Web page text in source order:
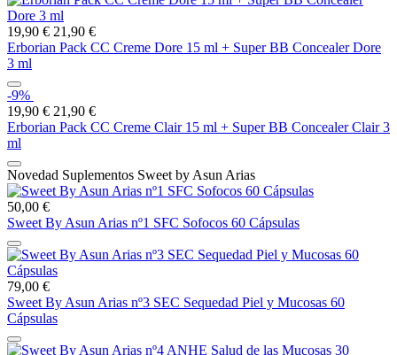
19,90 € 21,90 €
Erborian Pack CC Creme Dore 15 ml + Super BB Concealer Dore
3 ml
-9%
19,90 € 21,90 €
Erborian Pack CC Creme Clair 15 ml + Super BB Concealer Clair 3
ml
Novedad Suplementos Sweet by Asun Arias
50,00 €
Sweet By Asun Arias nº1 SFC Sofocos 60 Cápsulas
79,00 €
Sweet By Asun Arias nº3 SEC Sequedad Piel y Mucosas 60
Cápsulas